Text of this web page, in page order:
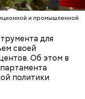
и промышленной
для
своей
Об этом в
политики
И самокаты бесят!